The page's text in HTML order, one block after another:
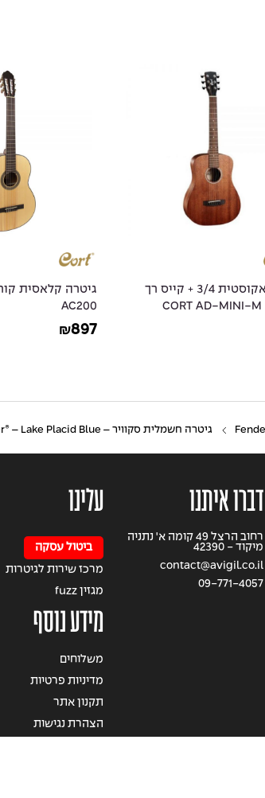
גיטרה אקוסטית 3/4 + קייס רך
AC200
₪897
גיטרה חשמלית סקוויר – Squier By Fender Affinity Series™ Telecaster® – Lake Placid Blue
דברו איתנו
רחוב הרצל 49 קומה א' נתניה
מיקוד - 42390
contact@avigil.co.il
09-771-4057
עלינו
ביטול עסקה
מרכז שירות לגיטרות
מגזין fuzz
מידע נוסף
משלוחים
מדיניות פרטיות
תקנון אתר
הצהרת נגישות